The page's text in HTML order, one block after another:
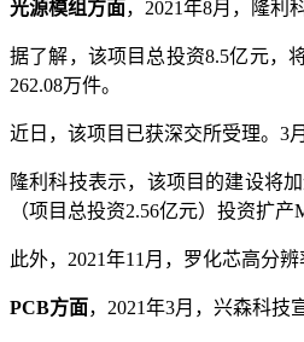
光源模组方面，2021年8月，隆利
据了解，该项目总投资8.5亿元，
262.08万件。
近日，该项目已获深交所受理。3
隆利科技表示，该项目的建设将
（项目总投资2.56亿元）投资扩
此外，2021年11月，罗化芯高分
PCB方面，2021年3月，兴森科技